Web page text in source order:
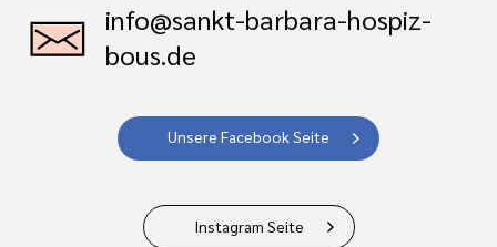
info@sankt-barbara-hospiz-
bous.de
Unsere Facebook Seite
Instagram Seite